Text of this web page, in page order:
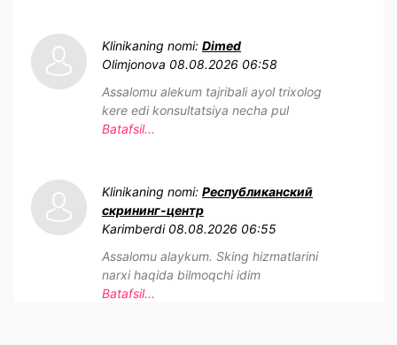
Klinikaning nomi: Dimed
Olimjonova 08.08.2026 06:58
Assalomu alekum tajribali ayol trixolog
kere edi konsultatsiya necha pul
Batafsil...
Klinikaning nomi: Республиканский
скрининг-центр
Karimberdi 08.08.2026 06:55
Assalomu alaykum. Sking hizmatlarini
narxi haqida bilmoqchi idim
Batafsil...